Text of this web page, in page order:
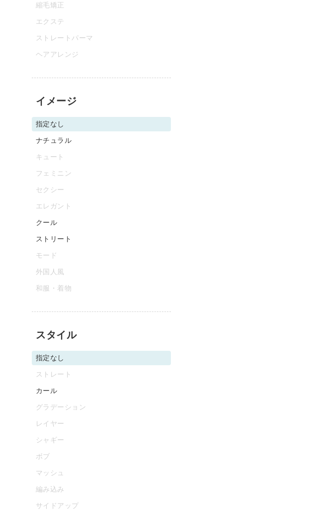
縮毛矯正
エクステ
ストレートパーマ
ヘアアレンジ
イメージ
指定なし
ナチュラル
キュート
フェミニン
セクシー
エレガント
クール
ストリート
モード
外国人風
和服・着物
スタイル
指定なし
ストレート
カール
グラデーション
レイヤー
シャギー
ボブ
マッシュ
編み込み
サイドアップ